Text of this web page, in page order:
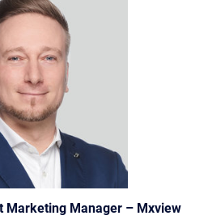
Marketing Manager – Mxview